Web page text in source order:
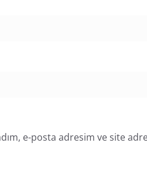
e-posta adresim ve site